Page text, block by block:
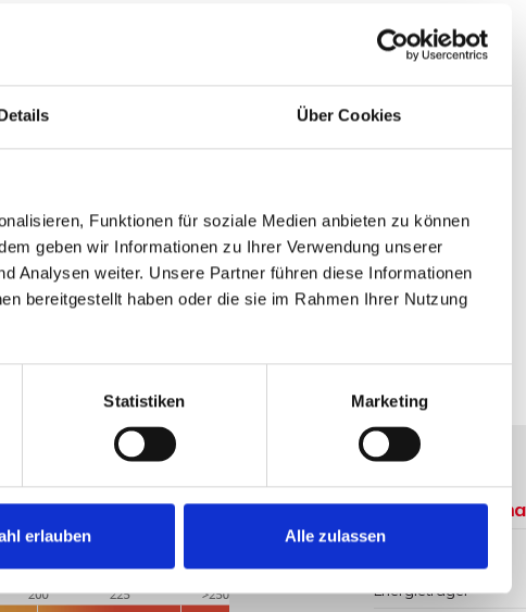
Über Cookies
Funktionen für soziale Medien anbieten zu können
geben wir Informationen zu Ihrer Verwendung unserer
Analysen weiter. Unsere Partner führen diese Informationen
bereitgestellt haben oder die sie im Rahmen Ihrer Nutzung
Statistiken Marketing
erlauben Alle zulassen
obwohl es bereits
weitergegeben werden
Garage einen Platz.
ein. Das Grundstück hat
Weitere
Wesentlicher
Energieträger